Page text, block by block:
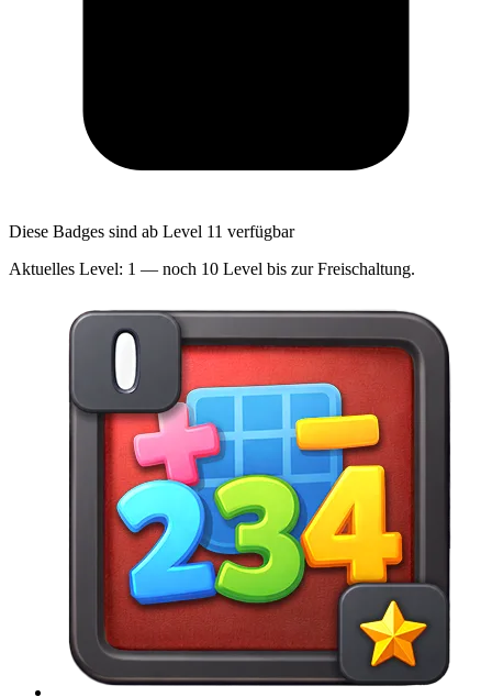
Diese Badges sind ab Level 11 verfügbar
Aktuelles Level: 1 — noch 10 Level bis zur Freischaltung.